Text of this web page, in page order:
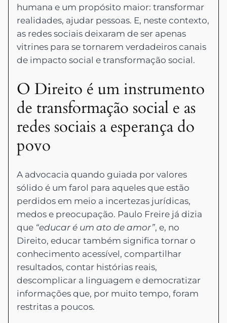
humana e um propósito maior: transformar
realidades, ajudar pessoas. E, neste contexto,
as redes sociais deixaram de ser apenas
vitrines para se tornarem verdadeiros canais
de impacto social e transformação social.
O Direito é um instrumento
de transformação social e as
redes sociais a esperança do
povo
A advocacia quando guiada por valores
sólido é um farol para aqueles que estão
perdidos em meio a incertezas jurídicas,
medos e preocupação. Paulo Freire já dizia
que “educar é um ato de amor”, e, no
Direito, educar também significa tornar o
conhecimento acessível, compartilhar
resultados, contar histórias reais,
descomplicar a linguagem e democratizar
informações que, por muito tempo, foram
restritas a poucos.